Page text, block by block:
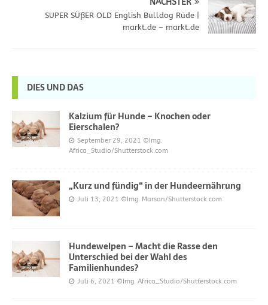
SUPER SÜßER OLD English Bulldog Rüde |
markt.de – markt.de
DIES UND DAS
Kalzium für Hunde – Knochen oder
Eierschalen?
September 29, 2021 ©Img.
Africa_Studio/Shutterstock.com
„Kurz und fündig“ in der Hundeernährung
Juli 13, 2021 ©Img. Marsan/Shutterstock.com
Hundewelpen – Macht die Rasse den
Unterschied bei der Wahl des
Familienhundes?
Juli 6, 2021 ©Img. Africa_Studio/Shutterstock.com